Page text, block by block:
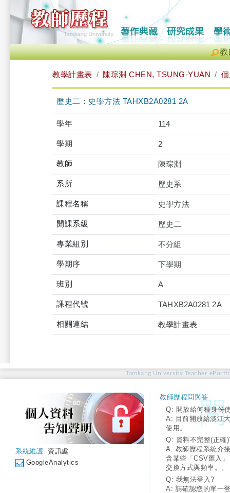
教
教學計畫表 陳琮淵 CHEN, TSUNG-YUAN
歷史二：史學方法 TAHXB2A0281 2A
學年 114
學期 2
教師 陳琮淵
系所 歷史系
課程名稱 史學方法
開課系級 歷史二
專業組別 不分組
學期序 下學期
班別 A
課程代號 TAHXB2A0281 2A
相關連結 教學計畫表
Tamkang University Teacher
系統維護: 資訊處
GoogleAnalytics
教師歷程問與答:
Q: 開放給何種身份
A: 目前開放給淡江
使用。
Q: 資料不完整(正確
A: 教師歷程系統介
含某些「CSV匯入
交換方式與頻率。。
Q: 我無法登入?
A: 請確認您的單一